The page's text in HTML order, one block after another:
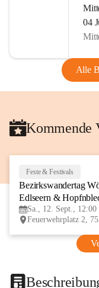
04
Alle
Kommende
Feste & Festivals
Bezirkswandertag
Edlseern &
Sa., 12. Sept., 12:00
Feuerwehrplatz 2,